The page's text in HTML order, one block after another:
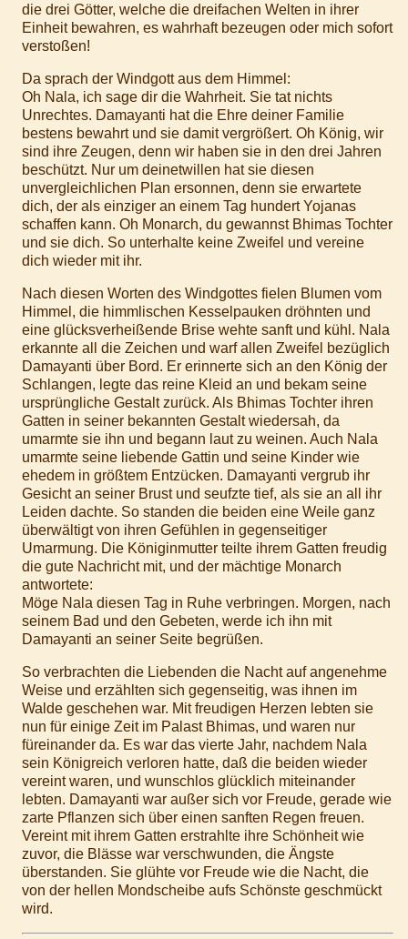
die drei Götter, welche die dreifachen Welten in ihrer
Einheit bewahren, es wahrhaft bezeugen oder mich sofort
verstoßen!
Da sprach der Windgott aus dem Himmel:
Oh Nala, ich sage dir die Wahrheit. Sie tat nichts
Unrechtes. Damayanti hat die Ehre deiner Familie
bestens bewahrt und sie damit vergrößert. Oh König, wir
sind ihre Zeugen, denn wir haben sie in den drei Jahren
beschützt. Nur um deinetwillen hat sie diesen
unvergleichlichen Plan ersonnen, denn sie erwartete
dich, der als einziger an einem Tag hundert Yojanas
schaffen kann. Oh Monarch, du gewannst Bhimas Tochter
und sie dich. So unterhalte keine Zweifel und vereine
dich wieder mit ihr.
Nach diesen Worten des Windgottes fielen Blumen vom
Himmel, die himmlischen Kesselpauken dröhnten und
eine glücksverheißende Brise wehte sanft und kühl. Nala
erkannte all die Zeichen und warf allen Zweifel bezüglich
Damayanti über Bord. Er erinnerte sich an den König der
Schlangen, legte das reine Kleid an und bekam seine
ursprüngliche Gestalt zurück. Als Bhimas Tochter ihren
Gatten in seiner bekannten Gestalt wiedersah, da
umarmte sie ihn und begann laut zu weinen. Auch Nala
umarmte seine liebende Gattin und seine Kinder wie
ehedem in größtem Entzücken. Damayanti vergrub ihr
Gesicht an seiner Brust und seufzte tief, als sie an all ihr
Leiden dachte. So standen die beiden eine Weile ganz
überwältigt von ihren Gefühlen in gegenseitiger
Umarmung. Die Königinmutter teilte ihrem Gatten freudig
die gute Nachricht mit, und der mächtige Monarch
antwortete:
Möge Nala diesen Tag in Ruhe verbringen. Morgen, nach
seinem Bad und den Gebeten, werde ich ihn mit
Damayanti an seiner Seite begrüßen.
So verbrachten die Liebenden die Nacht auf angenehme
Weise und erzählten sich gegenseitig, was ihnen im
Walde geschehen war. Mit freudigen Herzen lebten sie
nun für einige Zeit im Palast Bhimas, und waren nur
füreinander da. Es war das vierte Jahr, nachdem Nala
sein Königreich verloren hatte, daß die beiden wieder
vereint waren, und wunschlos glücklich miteinander
lebten. Damayanti war außer sich vor Freude, gerade wie
zarte Pflanzen sich über einen sanften Regen freuen.
Vereint mit ihrem Gatten erstrahlte ihre Schönheit wie
zuvor, die Blässe war verschwunden, die Ängste
überstanden. Sie glühte vor Freude wie die Nacht, die
von der hellen Mondscheibe aufs Schönste geschmückt
wird.